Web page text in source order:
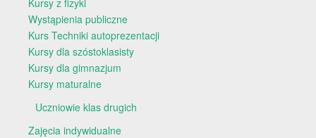
Wystąpienia publiczne
Kurs Techniki autoprezentacji
Kursy dla szóstoklasisty
Kursy dla gimnazjum
Kursy maturalne
Uczniowie klas drugich
Zajęcia indywidualne